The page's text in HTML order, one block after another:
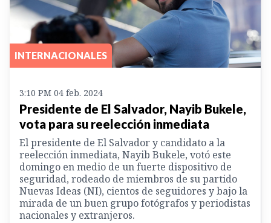
INTERNACIONALES
3:10 PM 04 feb. 2024
Presidente de El Salvador, Nayib Bukele,
vota para su reelección inmediata
El presidente de El Salvador y candidato a la
reelección inmediata, Nayib Bukele, votó este
domingo en medio de un fuerte dispositivo de
seguridad, rodeado de miembros de su partido
Nuevas Ideas (NI), cientos de seguidores y bajo la
mirada de un buen grupo fotógrafos y periodistas
nacionales y extranjeros.